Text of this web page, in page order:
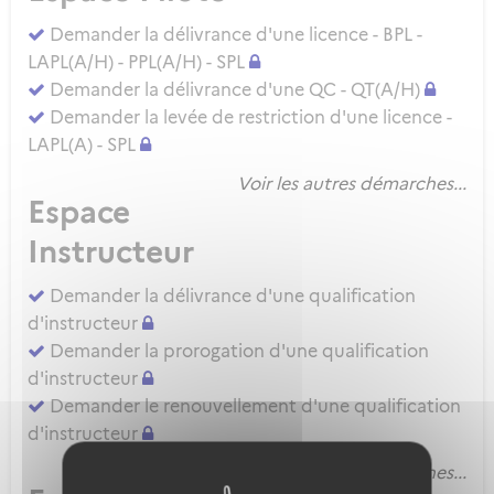
Demander la délivrance d'une licence - BPL -
LAPL(A/H) - PPL(A/H) - SPL
Demander la délivrance d'une QC - QT(A/H)
Demander la levée de restriction d'une licence -
LAPL(A) - SPL
Voir les autres démarches...
Espace
Instructeur
Demander la délivrance d'une qualification
d'instructeur
Demander la prorogation d'une qualification
d'instructeur
Demander le renouvellement d'une qualification
d'instructeur
Voir les autres démarches...